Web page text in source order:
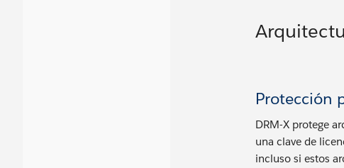
Protección
DRM-X protege
una clave de
incluso si estos